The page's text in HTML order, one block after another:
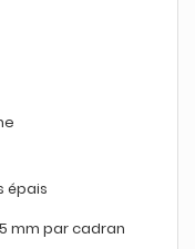
épais
mm par cadran